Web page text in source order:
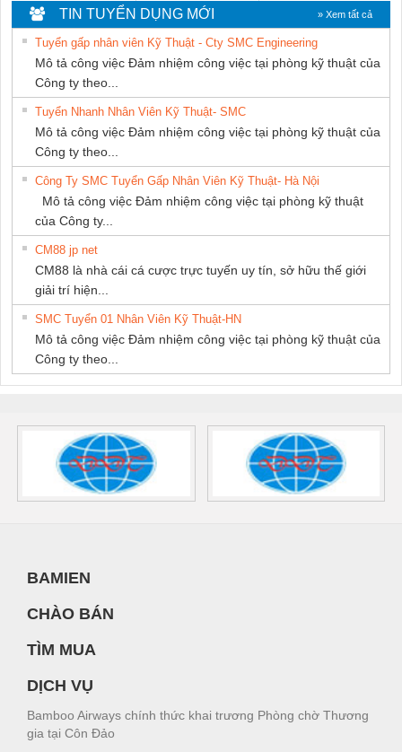
MARINE SUPPLY
KTECH VIỆT
NAM
TIẾN HƯNG
TIN TUYỂN DỤNG MỚI » Xem tất cả
Tuyển gấp nhân viên Kỹ Thuật - Cty SMC Engineering
Mô tả công việc Đảm nhiệm công việc tại phòng kỹ thuật của
Công ty theo...
Tuyển Nhanh Nhân Viên Kỹ Thuật- SMC
Mô tả công việc Đảm nhiệm công việc tại phòng kỹ thuật của
Công ty theo...
Công Ty SMC Tuyển Gấp Nhân Viên Kỹ Thuật- Hà Nội
Mô tả công việc Đảm nhiệm công việc tại phòng kỹ thuật
của Công ty...
CM88 jp net
CM88 là nhà cái cá cược trực tuyến uy tín, sở hữu thế giới
giải trí hiện...
SMC Tuyển 01 Nhân Viên Kỹ Thuật-HN
Mô tả công việc Đảm nhiệm công việc tại phòng kỹ thuật của
Công ty theo...
BAMIEN
CHÀO BÁN
TÌM MUA
DỊCH VỤ
Bamboo Airways chính thức khai trương Phòng chờ Thương
gia tại Côn Đảo